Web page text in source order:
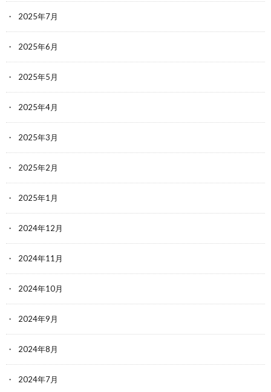
2025年7月
2025年6月
2025年5月
2025年4月
2025年3月
2025年2月
2025年1月
2024年12月
2024年11月
2024年10月
2024年9月
2024年8月
2024年7月